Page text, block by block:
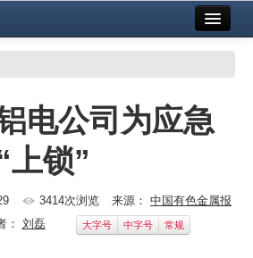
电公司为应急
上锁”
3414次浏览 来源： 中国有色金属报
： 刘磊 大字号 中字号 常规